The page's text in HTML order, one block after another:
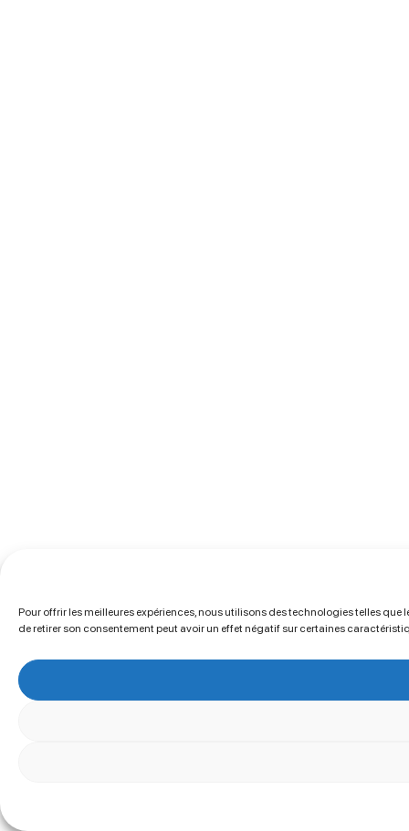
Pour offrir les meilleures expériences, nous utilisons des technologies telles
de retirer son consentement peut avoir un effet négatif sur certaines